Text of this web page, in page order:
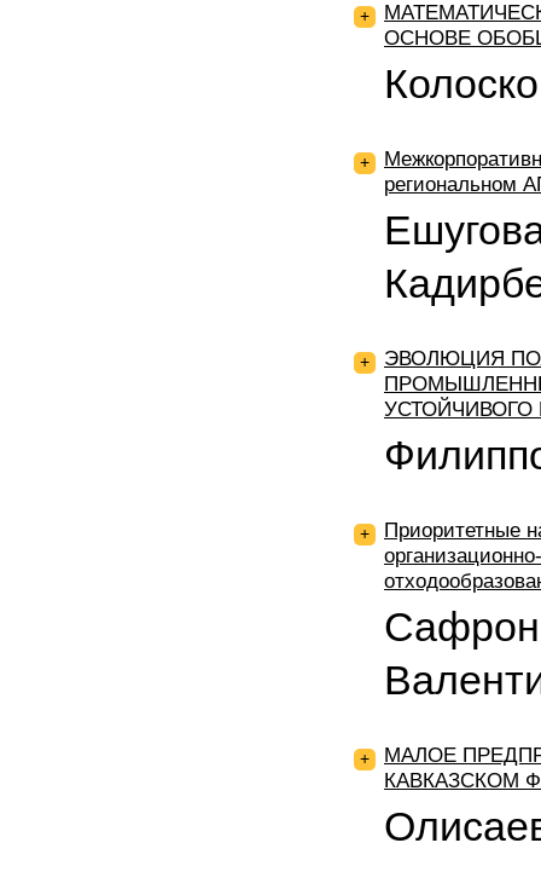
+
ОСНОВЕ
+
региональном
+
ЭВОЛЮЦИЯ
УСТОЙЧИВОГО
+
Приоритетные
+
МАЛОЕ
КАВКАЗСКОМ